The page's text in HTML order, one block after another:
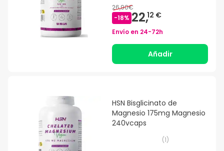
26,90€
-18% 22,12 €
Envío en 24-72h
Añadir
HSN Bisglicinato de
Magnesio 175mg Magnesio
240vcaps
(1)